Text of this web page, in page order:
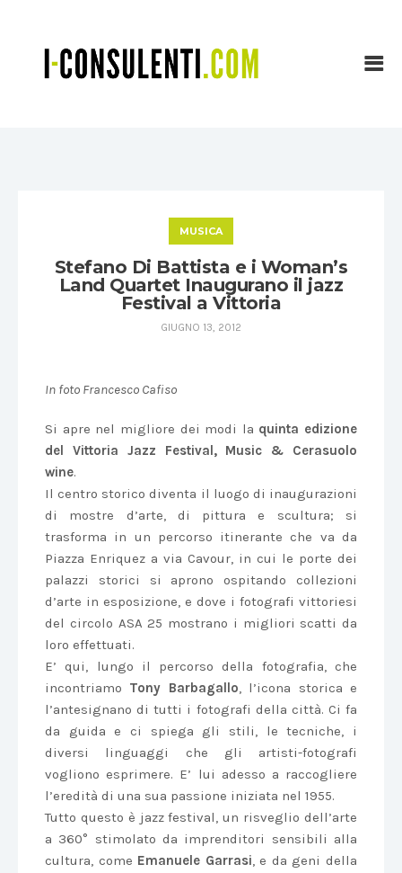
MUSICA
Stefano Di Battista e i Woman’s
Land Quartet Inaugurano il jazz
Festival a Vittoria
GIUGNO 13, 2012
In foto Francesco Cafiso
Si apre nel migliore dei modi la quinta edizione
del Vittoria Jazz Festival, Music & Cerasuolo
wine.
Il centro storico diventa il luogo di inaugurazioni
di mostre d’arte, di pittura e scultura; si
trasforma in un percorso itinerante che va da
Piazza Enriquez a via Cavour, in cui le porte dei
palazzi storici si aprono ospitando collezioni
d’arte in esposizione, e dove i fotografi vittoriesi
del circolo ASA 25 mostrano i migliori scatti da
loro effettuati.
E’ qui, lungo il percorso della fotografia, che
incontriamo Tony Barbagallo, l’icona storica e
l’antesignano di tutti i fotografi della città. Ci fa
da guida e ci spiega gli stili, le tecniche, i
diversi linguaggi che gli artisti-fotografi
vogliono esprimere. E’ lui adesso a raccogliere
l’eredità di una sua passione iniziata nel 1955.
Tutto questo è jazz festival, un risveglio dell’arte
a 360° stimolato da imprenditori sensibili alla
cultura, come Emanuele Garrasi, e da geni della